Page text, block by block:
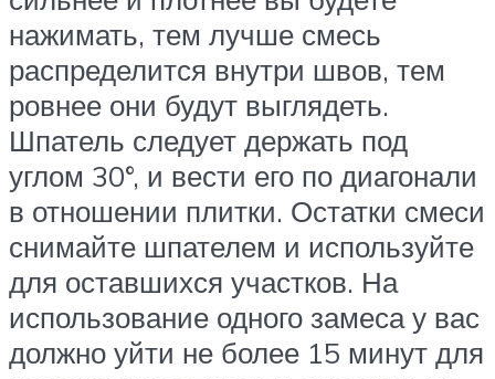
нажимать, тем лучше смесь
распределится внутри швов, тем
ровнее они будут выглядеть.
Шпатель следует держать под
углом 30°, и вести его по диагонали
в отношении плитки. Остатки смеси
снимайте шпателем и используйте
для оставшихся участков. На
использование одного замеса у вас
должно уйти не более 15 минут для